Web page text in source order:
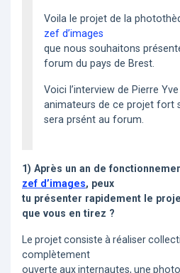
Voila le projet de la
zef d’images
que nous souhaitons
forum du pays de Brest.
Voici l’interview de Pierre
animateurs de ce projet fort
sera prsént au forum.
1) Après un an de
zef d’images, peux
tu présenter rapidement le
que vous en tirez ?
Le projet consiste à réaliser
complètement
ouverte aux internautes, une